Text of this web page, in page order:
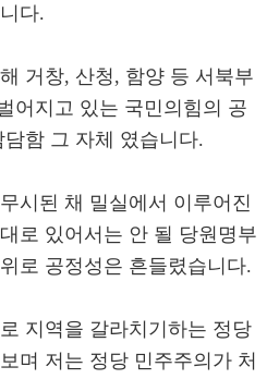
다.
거창, 산청, 함양 등 서북부
어지고 있는 국민의힘의 공
함 그 자체 였습니다.
시된 채 밀실에서 이루어진
로 있어서는 안 될 당원명부
로 공정성은 흔들렸습니다.
지역을 갈라치기하는 정당
며 저는 정당 민주주의가 처